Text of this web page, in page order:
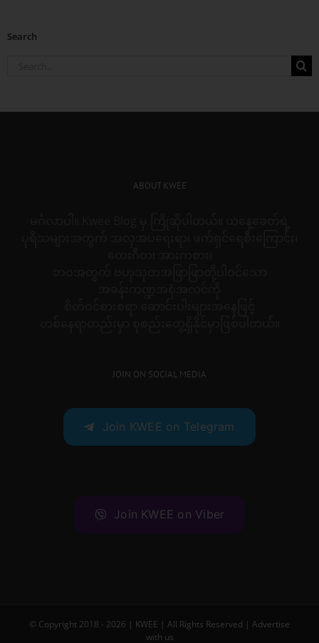
Search
ABOUT KWEE
JOIN ON SOCIAL MEDIA
Join KWEE on Telegram
Join KWEE on Viber
© Copyright 2018 - 2026 | KWEE | All Rights Reserved | Advertise
with us